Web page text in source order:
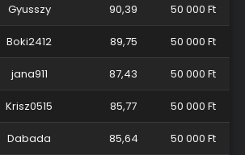
Gyusszy 90,39 50 000 Ft
Boki2412 89,75 50 000 Ft
jana911 87,43 50 000 Ft
Krisz0515 85,77 50 000 Ft
Dabada 85,64 50 000 Ft